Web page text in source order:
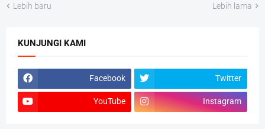
Lebih baru Lebih lama
KUNJUNGI KAMI
Facebook Twitter
YouTube Instagram